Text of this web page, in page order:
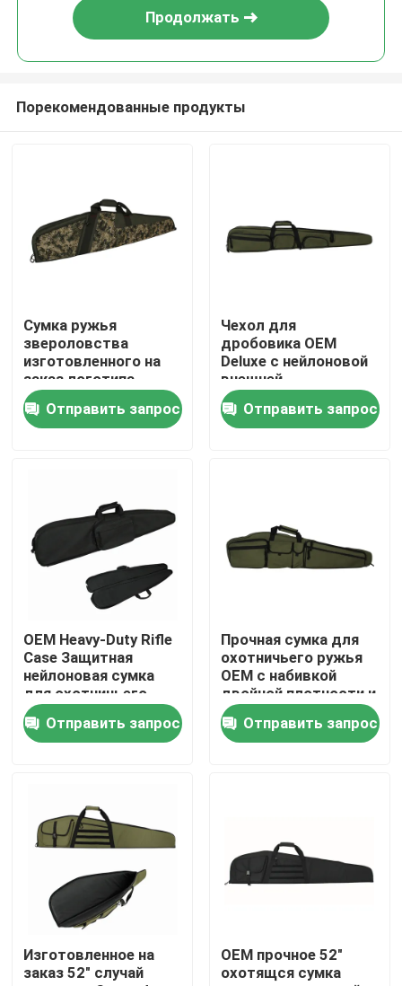
Продукты
Экскурсия по заводу
Контроль качества
Новости
Тактическая сумка оружия
Охотиться сумка оружия
Продолжать
Порекомендованные продукты
Сумка ружья
звероловства
изготовленного на
заказ логотипа
роскошная для
винтовки с
дополнительным
Отправить запрос
Чехол для
дробовика OEM
Deluxe с нейлоновой
внешней
поверхностью 600
деньеОтправить запрос
OEM Heavy-Duty Rifle
Case Защитная
нейлоновая сумка
для охотничьего
ружья плотностью
600 денье
Отправить запрос
Прочная сумка для
охотничьего ружья
OEM с набивкой
двойной плотности и
регулируемым
ремнем
Отправить запрос
Изготовленное на
заказ 52" случай
OEM прочное 52"
охотящся сумка